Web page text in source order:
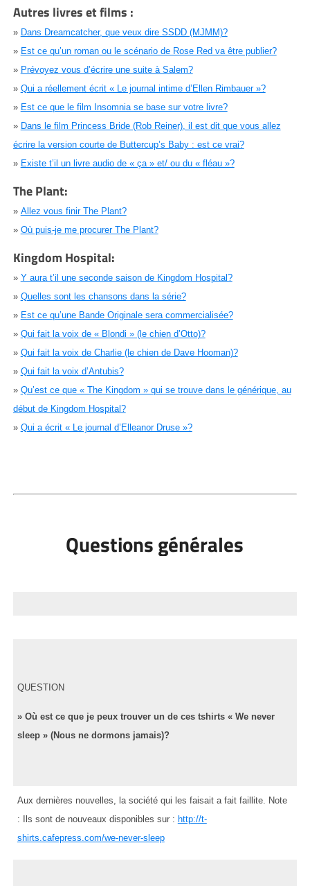
Autres livres et films :
» Dans Dreamcatcher, que veux dire SSDD (MJMM)?
» Est ce qu’un roman ou le scénario de Rose Red va être publier?
» Prévoyez vous d’écrire une suite à Salem?
» Qui a réellement écrit « Le journal intime d’Ellen Rimbauer »?
» Est ce que le film Insomnia se base sur votre livre?
» Dans le film Princess Bride (Rob Reiner), il est dit que vous allez
écrire la version courte de Buttercup’s Baby : est ce vrai?
» Existe t’il un livre audio de « ça » et/ ou du « fléau »?
The Plant:
» Allez vous finir The Plant?
» Où puis-je me procurer The Plant?
Kingdom Hospital:
» Y aura t’il une seconde saison de Kingdom Hospital?
» Quelles sont les chansons dans la série?
» Est ce qu’une Bande Originale sera commercialisée?
» Qui fait la voix de « Blondi » (le chien d’Otto)?
» Qui fait la voix de Charlie (le chien de Dave Hooman)?
» Qui fait la voix d’Antubis?
» Qu’est ce que « The Kingdom » qui se trouve dans le générique, au
début de Kingdom Hospital?
» Qui a écrit « Le journal d’Elleanor Druse »?
Questions générales
QUESTION
» Où est ce que je peux trouver un de ces tshirts « We never
sleep » (Nous ne dormons jamais)?
Aux dernières nouvelles, la société qui les faisait a fait faillite. Note
: Ils sont de nouveaux disponibles sur : http://t-
shirts.cafepress.com/we-never-sleep